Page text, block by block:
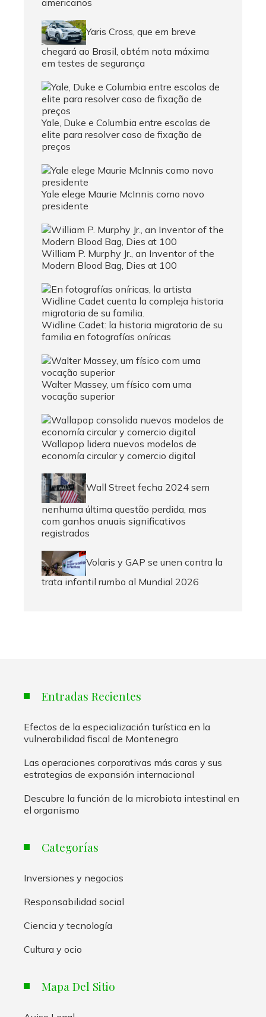
Yaris Cross, que em breve
chegará ao Brasil, obtém nota máxima
em testes de segurança
Yale, Duke e Columbia entre escolas de
elite para resolver caso de fixação de
preços
Yale elege Maurie McInnis como novo
presidente
William P. Murphy Jr., an Inventor of the
Modern Blood Bag, Dies at 100
Widline Cadet: la historia migratoria de su
familia en fotografías oníricas
Walter Massey, um físico com uma
vocação superior
Wallapop lidera nuevos modelos de
economía circular y comercio digital
Wall Street fecha 2024 sem
nenhuma última questão perdida, mas
com ganhos anuais significativos
registrados
Volaris y GAP se unen contra la
trata infantil rumbo al Mundial 2026
Entradas Recientes
Efectos de la especialización turística en la
vulnerabilidad fiscal de Montenegro
Las operaciones corporativas más caras y sus
estrategias de expansión internacional
Descubre la función de la microbiota intestinal en
el organismo
Categorías
Inversiones y negocios
Responsabilidad social
Ciencia y tecnología
Cultura y ocio
Mapa Del Sitio